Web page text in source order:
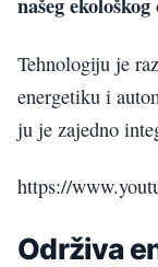
Tehnologiju je
energetiku i
ju je zajedno
https://
Održiva